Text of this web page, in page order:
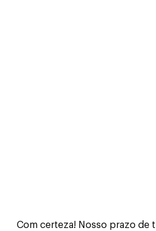
Com certeza! Nosso prazo de